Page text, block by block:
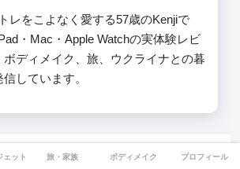
レをこよなく愛する57歳のKenjiで
・Mac・Apple Watchの実体験レビ
ボディメイク、旅、ウクライナとの暮
しています。
ェット 旅・家族 ボディメイク プロフィール